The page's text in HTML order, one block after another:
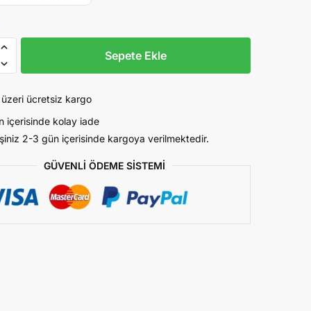
₺19.000,00.fiyat:
Sepete Ekle
ücretsiz kargo
içerisinde kolay iade
2-3 gün içerisinde kargoya verilmektedir.
GÜVENLİ ÖDEME SİSTEMİ